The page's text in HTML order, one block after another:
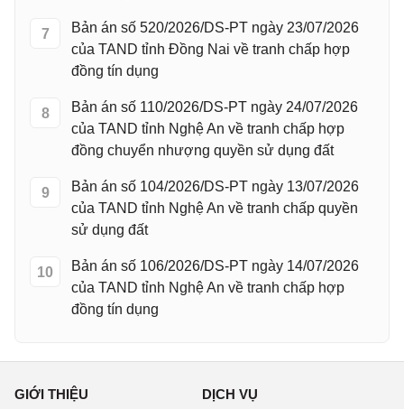
7
Bản án số 520/2026/DS-PT ngày 23/07/2026
của TAND tỉnh Đồng Nai về tranh chấp hợp
đồng tín dụng
8
Bản án số 110/2026/DS-PT ngày 24/07/2026
của TAND tỉnh Nghệ An về tranh chấp hợp
đồng chuyển nhượng quyền sử dụng đất
9
Bản án số 104/2026/DS-PT ngày 13/07/2026
của TAND tỉnh Nghệ An về tranh chấp quyền
sử dụng đất
10
Bản án số 106/2026/DS-PT ngày 14/07/2026
của TAND tỉnh Nghệ An về tranh chấp hợp
đồng tín dụng
GIỚI THIỆU DỊCH VỤ